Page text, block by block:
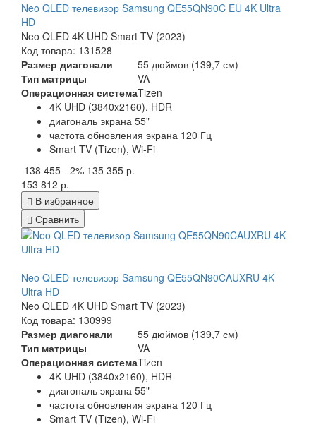
Neo QLED телевизор Samsung QE55QN90C EU 4K Ultra
HD
Neo QLED 4K UHD Smart TV (2023)
Код товара: 131528
Размер диагонали
55 дюймов (139,7 см)
Тип матрицы
VA
Операционная системаTizen
4K UHD (3840x2160), HDR
диагональ экрана 55"
частота обновления экрана 120 Гц
Smart TV (Tizen), Wi-Fi
138 455 -2% 135 355 р.
153 812 р.
В избранное
Сравнить
Neo QLED телевизор Samsung QE55QN90CAUXRU 4K
Ultra HD
Neo QLED 4K UHD Smart TV (2023)
Код товара: 130999
Размер диагонали
55 дюймов (139,7 см)
Тип матрицы
VA
Операционная системаTizen
4K UHD (3840x2160), HDR
диагональ экрана 55"
частота обновления экрана 120 Гц
Smart TV (Tizen), Wi-Fi